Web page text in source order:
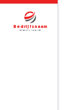
Bedrijfsnaam
Bedrijfs tagline